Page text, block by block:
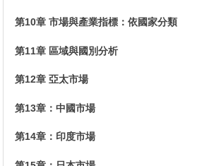
第10章 市場與產業指標：依國家分類
第11章 區域與國別分析
第12章 亞太市場
第13章：中國市場
第14章：印度市場